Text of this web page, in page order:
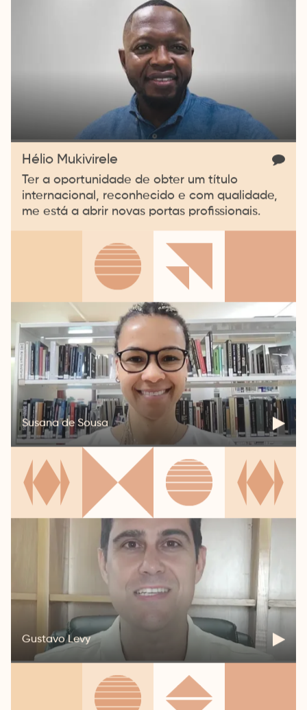
Hélio Mukivirele
Ter a oportunidade de obter um título
internacional, reconhecido e com qualidade,
me está a abrir novas portas profissionais.
Susana de Sousa
Gustavo Levy